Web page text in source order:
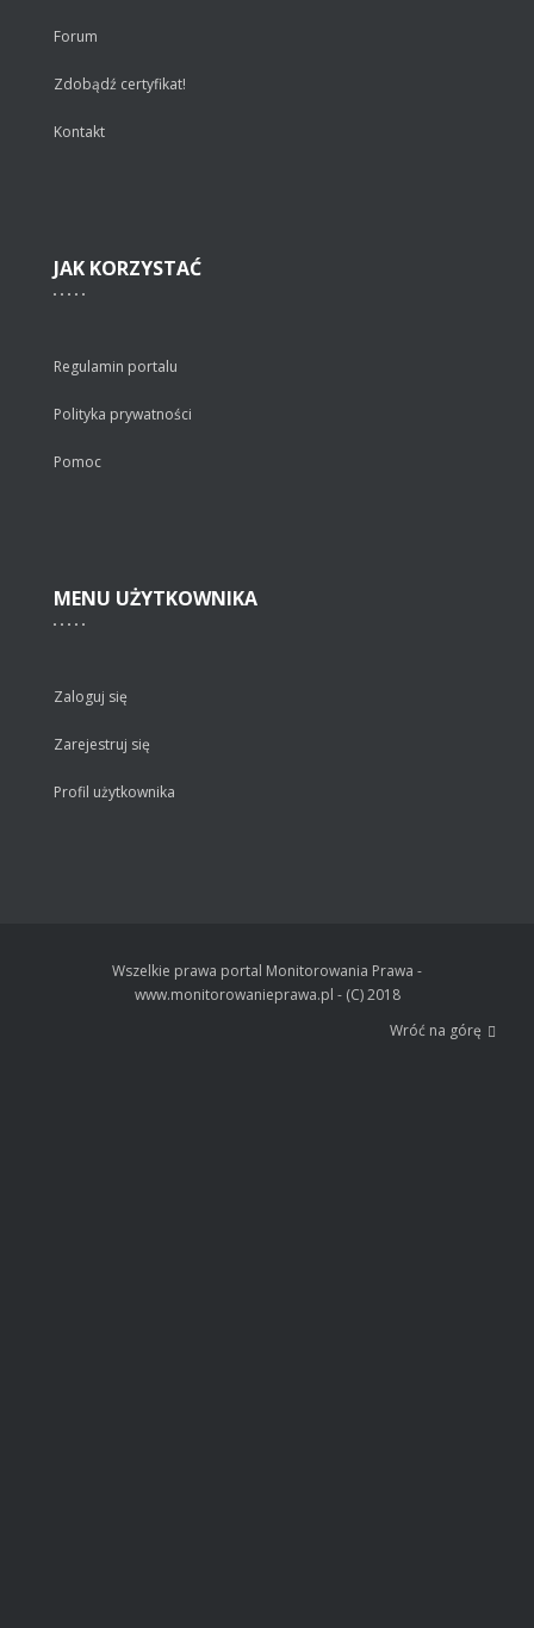
Forum
Zdobądź certyfikat!
Kontakt
JAK KORZYSTAĆ
Regulamin portalu
Polityka prywatności
Pomoc
MENU UŻYTKOWNIKA
Zaloguj się
Zarejestruj się
Profil użytkownika
Wszelkie prawa portal Monitorowania Prawa -
www.monitorowanieprawa.pl - (C) 2018
Wróć na górę